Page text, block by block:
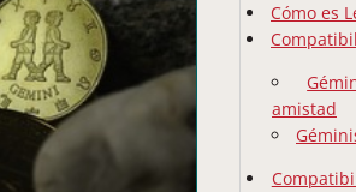
Cómo es
amistad